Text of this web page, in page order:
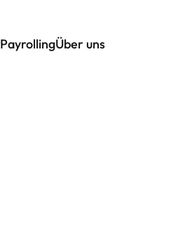
PayrollingÜber uns